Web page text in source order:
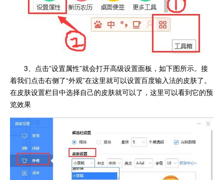
3、点击”设置属性”就会打开高级设置面板，如下图所示。接
着我们点击右侧了“外观”在这里就可以设置百度输入法的皮肤了。
在皮肤设置栏目中选择自己的皮肤就可以了，这里可以看到它的预
览效果